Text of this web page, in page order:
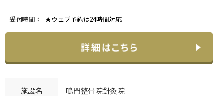
受付時間： ★ウェブ予約は24時間対応
施設名 鳴門整骨院針灸院